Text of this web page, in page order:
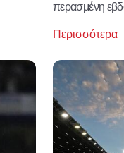
περασμένη
Περισσότερα